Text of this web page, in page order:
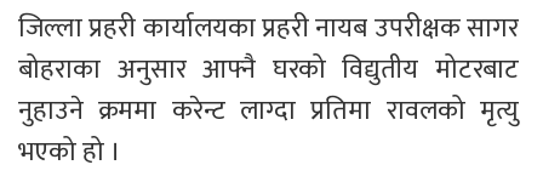
जिल्ला प्रहरी कार्यालयका प्रहरी नायब उपरीक्षक सागर
बोहराका अनुसार आफ्नै घरको विद्युतीय मोटरबाट
नुहाउने क्रममा करेन्ट लाग्दा प्रतिमा रावलको मृत्यु
भएको हो ।